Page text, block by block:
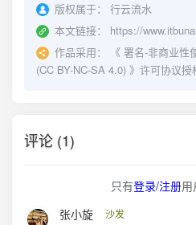
版权属于：
行云流水
本文链接：
https://
作品采用：
《 署名-非商业性
(CC BY-NC-SA 4.0) 》许可协议授
评论 (1)
只有登录/注册
张小旋
沙发